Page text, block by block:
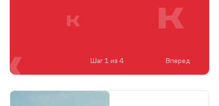
Шаг 1 из 4 Вперед